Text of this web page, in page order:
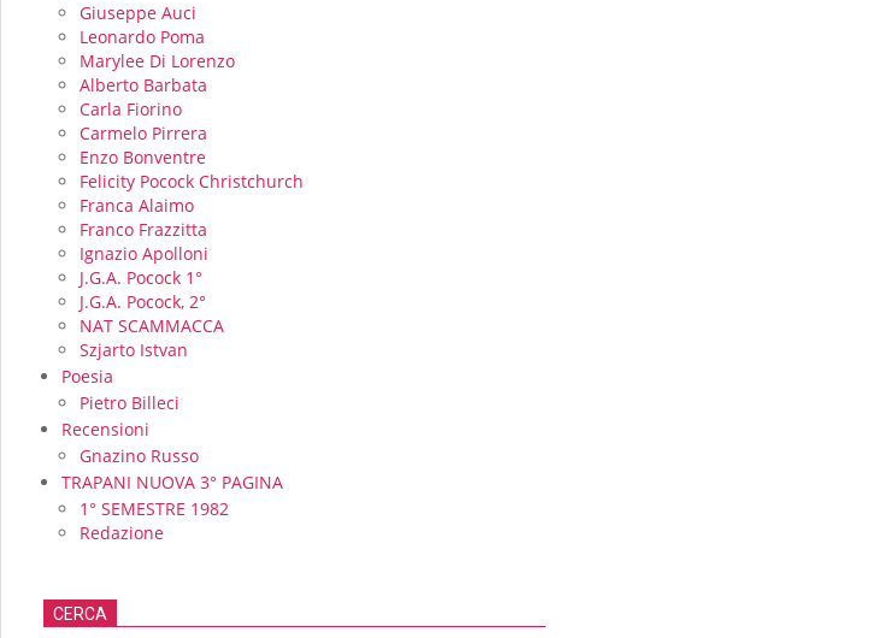
Giuseppe Auci
Leonardo Poma
Marylee Di Lorenzo
Alberto Barbata
Carla Fiorino
Carmelo Pirrera
Enzo Bonventre
Felicity Pocock Christchurch
Franca Alaimo
Franco Frazzitta
Ignazio Apolloni
J.G.A. Pocock 1°
J.G.A. Pocock, 2°
NAT SCAMMACCA
Szjarto Istvan
Poesia
Pietro Billeci
Recensioni
Gnazino Russo
TRAPANI NUOVA 3° PAGINA
1° SEMESTRE 1982
Redazione
CERCA